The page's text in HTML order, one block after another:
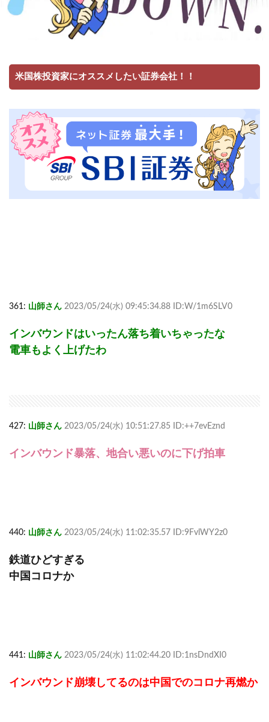
米国株投資家にオススメしたい証券会社！！
361: 山師さん 2023/05/24(水) 09:45:34.88 ID:W/1m6SLV0
インバウンドはいったん落ち着いちゃったな
電車もよく上げたわ
427: 山師さん 2023/05/24(水) 10:51:27.85 ID:++7evEznd
インバウンド暴落、地合い悪いのに下げ拍車
440: 山師さん 2023/05/24(水) 11:02:35.57 ID:9FvlWY2z0
鉄道ひどすぎる
中国コロナか
441: 山師さん 2023/05/24(水) 11:02:44.20 ID:1nsDndXI0
インバウンド崩壊してるのは中国でのコロナ再燃か